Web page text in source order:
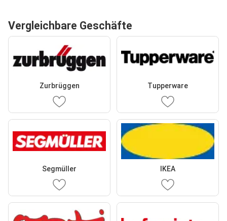
Vergleichbare Geschäfte
Zurbrüggen Tupperware
Segmüller IKEA